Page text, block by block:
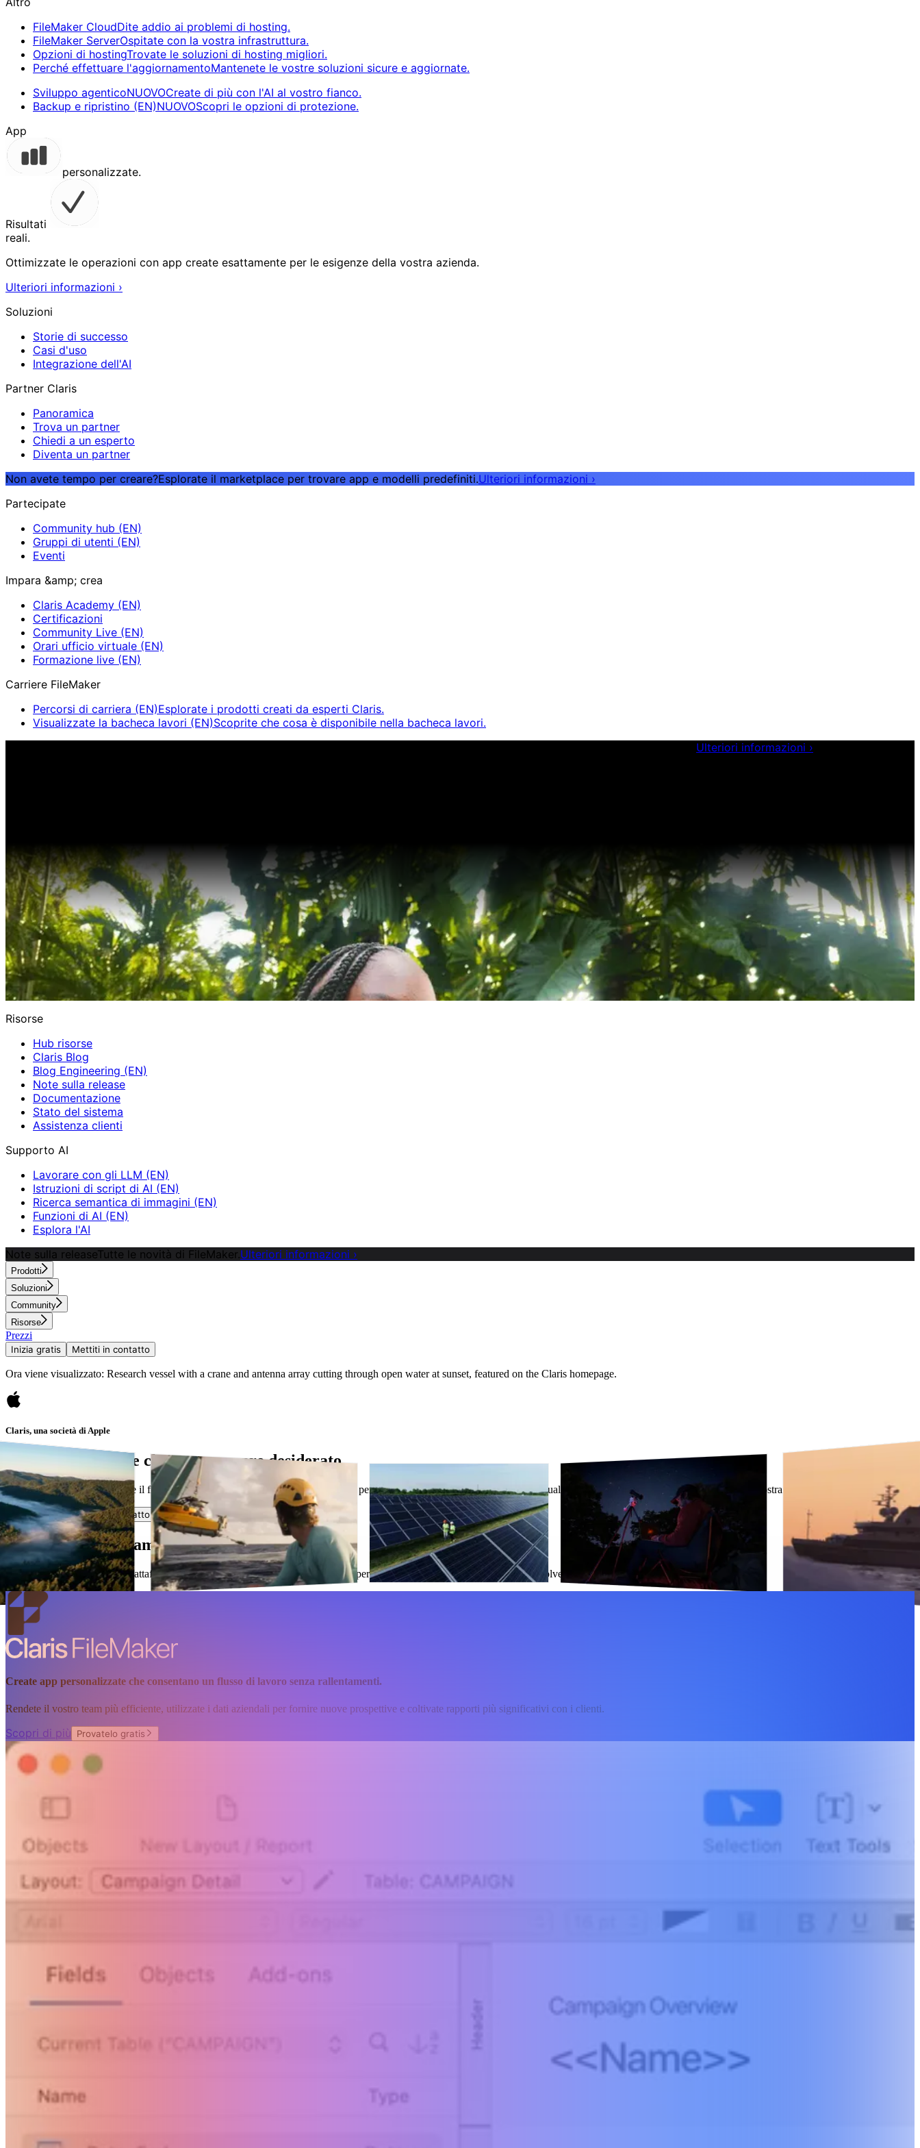
FileMaker CloudDite addio ai problemi di hosting.
FileMaker ServerOspitate con la vostra infrastruttura.
Opzioni di hostingTrovate le soluzioni di hosting migliori.
Perché effettuare l'aggiornamentoMantenete le vostre soluzioni sicure e aggiornate.
Sviluppo agenticoNUOVOCreate di più con l'AI al vostro fianco.
Backup e ripristino (EN)NUOVOScopri le opzioni di protezione.
App
personalizzate.
Risultati
reali.
Ottimizzate le operazioni con app create esattamente per le esigenze della vostra azienda.
Ulteriori informazioni ›
Soluzioni
Storie di successo
Casi d'uso
Integrazione dell'AI
Partner Claris
Panoramica
Trova un partner
Chiedi a un esperto
Diventa un partner
Non avete tempo per creare?Esplorate il marketplace per trovare app e modelli predefiniti.Ulteriori informazioni ›
Partecipate
Community hub (EN)
Gruppi di utenti (EN)
Eventi
Impara &amp; crea
Claris Academy (EN)
Certificazioni
Community Live (EN)
Orari ufficio virtuale (EN)
Formazione live (EN)
Carriere FileMaker
Percorsi di carriera (EN)Esplorate i prodotti creati da esperti Claris.
Visualizzate la bacheca lavori (EN)Scoprite che cosa è disponibile nella bacheca lavori.
Ulteriori informazioni ›
Risorse
Hub risorse
Claris Blog
Blog Engineering (EN)
Note sulla release
Documentazione
Stato del sistema
Assistenza clienti
Supporto AI
Lavorare con gli LLM (EN)
Istruzioni di script di AI (EN)
Ricerca semantica di immagini (EN)
Funzioni di AI (EN)
Esplora l'AI
Note sulla release Tutte le novità di FileMaker.Ulteriori informazioni ›
Prodotti
Soluzioni
Community
Risorse
Prezzi
Inizia gratis Mettiti in contatto
Ora viene visualizzato: Research vessel with a crane and antenna array cutting through open water at sunset, featured on the Claris homepage.
Claris, una società di Apple
Create la soluzione che avete sempre desiderato.
Avete idee su come migliorare il flusso di lavoro? Claris vi consente di creare app personalizzate che rispondano alle vostre attuali esigenze e siano in grado di evolvere con la vostra azienda.
Inizia gratis Mettiti in contatto
Il nostro team di campioni lavora quanto voi.
Con al centro FileMaker, la piattaforma Claris vi consente di creare app aziendali personalizzate che vi offrono la libertà di risolvere i problemi a modo vostro.
Create app personalizzate che consentano un flusso di lavoro senza rallentamenti.
Rendete il vostro team più efficiente, utilizzate i dati aziendali per fornire nuove prospettive e coltivate rapporti più significativi con i clienti.
Scopri di più Provatelo gratis